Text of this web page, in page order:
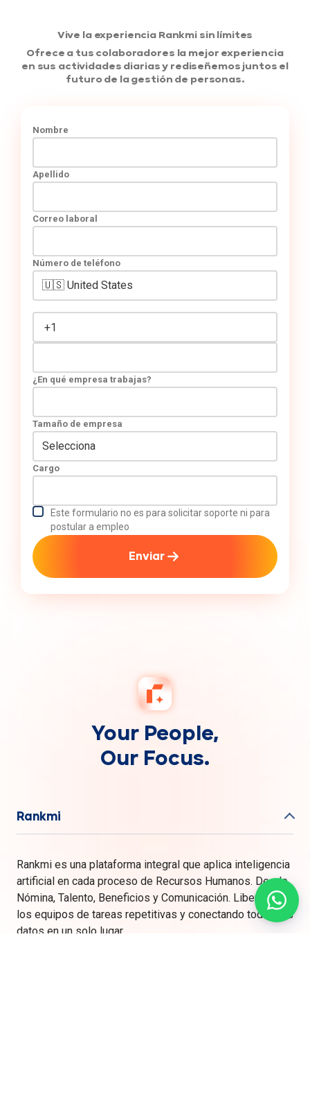
Vive la experiencia Rankmi sin límites
Ofrece a tus colaboradores la mejor experiencia
en sus actividades diarias y rediseñemos juntos el
futuro de la gestión de personas.
Nombre
Apellido
Correo laboral
Número de teléfono
¿En qué empresa trabajas?
Tamaño de empresa
Cargo
Este formulario no es para solicitar soporte ni para
postular a empleo
Enviar
Your People,
Our Focus.
Rankmi
Rankmi es una plataforma integral que aplica inteligencia
artificial en cada proceso de Recursos Humanos. Desde
Nómina, Talento, Beneficios y Comunicación. Liberando a
los equipos de tareas repetitivas y conectando todos los
datos en un solo lugar.